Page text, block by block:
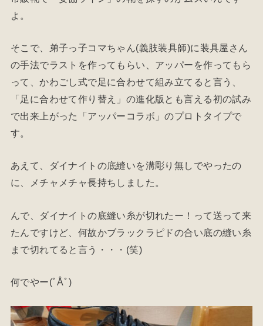
よ。
そこで、弟子っ子コマちゃん(義肢装具師)に装具屋さん
の手法でラストを作ってもらい、アッパーを作ってもら
って、かわごし式で足に合わせて組み立てると言う、
「足に合わせて作り替え」の進化版とも言える初の試み
で出来上がった「アッパーコラボ」のプロトタイプで
す。
あえて、ダイナイトの底縫いを溝彫り無しでやったの
に、メチャメチャ長持ちしました。
んで、ダイナイトの底縫い糸が切れたー！って送って来
たんですけど、何故かブラックラピドの合い底の縫い糸
まで切れてると言う・・・(笑)
何でやー(ﾟÅﾟ)